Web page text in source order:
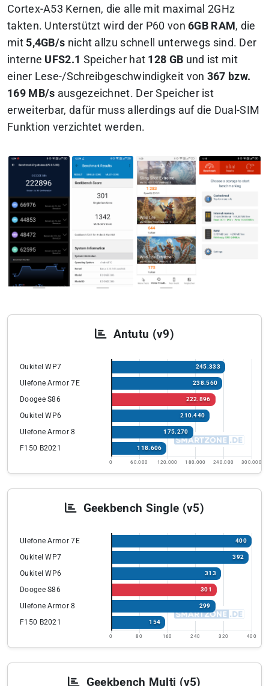
Cortex-A53 Kernen, die alle mit maximal 2GHz
takten. Unterstützt wird der P60 von6GB RAM, die
mit 5,4GB/s nicht allzu schnell unterwegs sind. Der
interne UFS2.1 Speicher hat 128 GB und ist mit
einer Lese-/Schreibgeschwindigkeit von 367 bzw.
169 MB/s ausgezeichnet. Der Speicher ist
erweiterbar, dafür muss allerdings auf die Dual-SIM
Funktion verzichtet werden.
Antutu (v9)
Oukitel WP7 245.333
Ulefone Armor 7E 238.560
Doogee S86 222.896
Oukitel WP6 210.440
Ulefone Armor 8 175.270
F150 B2021 118.606
0 60.000 120.000 180.000 240.000 300.000
Geekbench Single (v5)
Ulefone Armor 7E 400
Oukitel WP7 392
Oukitel WP6 313
Doogee S86 301
Ulefone Armor 8 299
F150 B2021 154
0 80 160 240 320 400
Geekbench Multi (v5)